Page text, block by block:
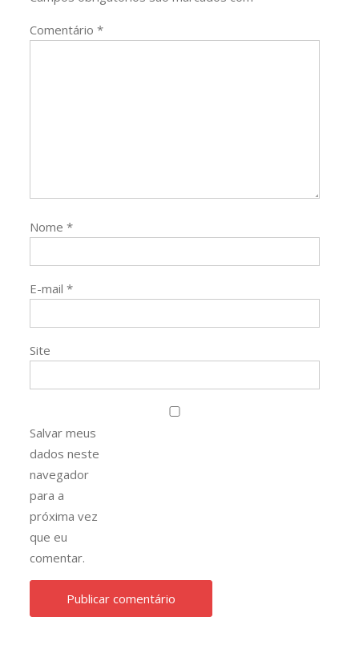
Comentário*
Nome*
E-mail*
Site
Salvar meus
dados neste
navegador
para a
próxima vez
que eu
comentar.